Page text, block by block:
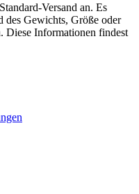
Versand an. Es
des Gewichts, Größe oder
Diese Informationen findest